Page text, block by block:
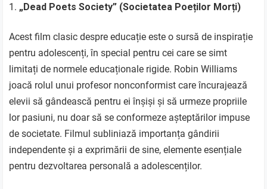
„Dead Poets Society” (Societatea Poeților Morți)
Acest film clasic despre educație este o sursă de inspirație
pentru adolescenți, în special pentru cei care se simt
limitați de normele educaționale rigide. Robin Williams
joacă rolul unui profesor nonconformist care încurajează
elevii să gândească pentru ei înșiși și să urmeze propriile
lor pasiuni, nu doar să se conformeze așteptărilor impuse
de societate. Filmul subliniază importanța gândirii
independente și a exprimării de sine, elemente esențiale
pentru dezvoltarea personală a adolescenților.